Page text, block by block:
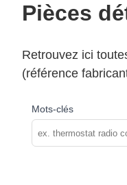
Pièces
Retrouvez ici
(référence
Mots-clés